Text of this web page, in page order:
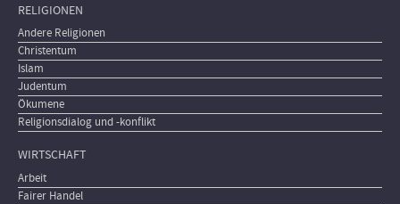
RELIGIONEN
Andere Religionen
Christentum
Islam
Judentum
Ökumene
Religionsdialog und -konflikt
WIRTSCHAFT
Arbeit
Fairer Handel